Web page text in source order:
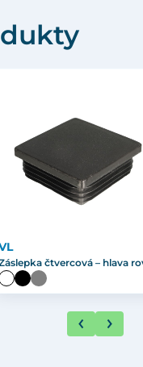
čtvercová – hlava